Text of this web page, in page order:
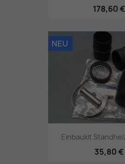
178,60 €
Einbaukit
35,80 €
NEU